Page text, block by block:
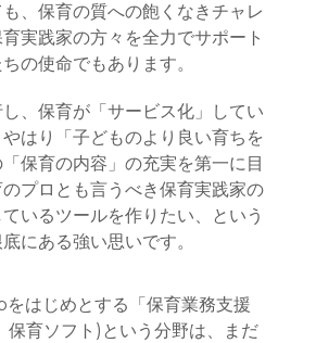
、保育の質への飽くなきチャレ
実践家の方々を全力でサポート
の使命でもあります。
、保育が「サービス化」してい
はり「子どものより良い育ちを
保育の内容」の充実を第一に目
プロとも言うべき保育実践家の
いるツールを作りたい、という
にある強い思いです。
はじめとする「保育業務支援
保育ソフト)という分野は、まだ